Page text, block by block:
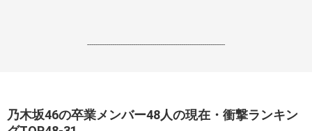
------------------------------------------------------------------
乃木坂46の卒業メンバー48人の現在・衝撃ランキン